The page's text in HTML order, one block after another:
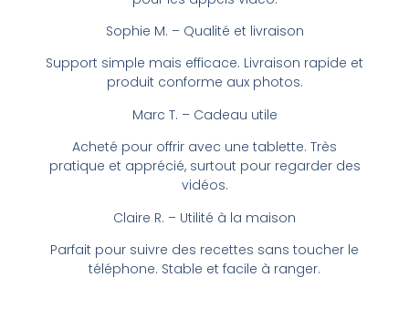
Sophie M. – Qualité et livraison
Support simple mais efficace. Livraison rapide et
produit conforme aux photos.
Marc T. – Cadeau utile
Acheté pour offrir avec une tablette. Très
pratique et apprécié, surtout pour regarder des
vidéos.
Claire R. – Utilité à la maison
Parfait pour suivre des recettes sans toucher le
téléphone. Stable et facile à ranger.